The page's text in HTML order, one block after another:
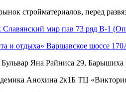
стройматериалов, перед
мир пав 73 ряд B-1
и отдыха» Варшавское шоссе
Яна Райниса 29, Барышиха
Анохина 2к1Б ТЦ